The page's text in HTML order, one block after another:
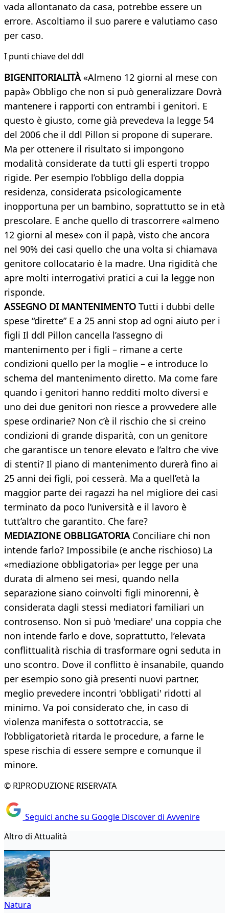
vada allontanato da casa, potrebbe essere un
errore. Ascoltiamo il suo parere e valutiamo caso
per caso.
I punti chiave del ddl
BIGENITORIALITÀ«Almeno 12 giorni al mese con
papà» Obbligo che non si può generalizzare Dovrà
mantenere i rapporti con entrambi i genitori. E
questo è giusto, come già prevedeva la legge 54
del 2006 che il ddl Pillon si propone di superare.
Ma per ottenere il risultato si impongono
modalità considerate da tutti gli esperti troppo
rigide. Per esempio l’obbligo della doppia
residenza, considerata psicologicamente
inopportuna per un bambino, soprattutto se in età
prescolare. E anche quello di trascorrere «almeno
12 giorni al mese» con il papà, visto che ancora
nel 90% dei casi quello che una volta si chiamava
genitore collocatario è la madre. Una rigidità che
apre molti interrogativi pratici a cui la legge non
risponde.
ASSEGNO DI MANTENIMENTO Tutti i dubbi delle
spese “dirette” E a 25 anni stop ad ogni aiuto per i
figli Il ddl Pillon cancella l’assegno di
mantenimento per i figli – rimane a certe
condizioni quello per la moglie – e introduce lo
schema del mantenimento diretto. Ma come fare
quando i genitori hanno redditi molto diversi e
uno dei due genitori non riesce a provvedere alle
spese ordinarie? Non c’è il rischio che si creino
condizioni di grande disparità, con un genitore
che garantisce un tenore elevato e l’altro che vive
di stenti? Il piano di mantenimento durerà fino ai
25 anni dei figli, poi cesserà. Ma a quell’età la
maggior parte dei ragazzi ha nel migliore dei casi
terminato da poco l’università e il lavoro è
tutt’altro che garantito. Che fare?
MEDIAZIONE OBBLIGATORIAConciliare chi non
intende farlo? Impossibile (e anche rischioso) La
«mediazione obbligatoria» per legge per una
durata di almeno sei mesi, quando nella
separazione siano coinvolti figli minorenni, è
considerata dagli stessi mediatori familiari un
controsenso. Non si può 'mediare' una coppia che
non intende farlo e dove, soprattutto, l’elevata
conflittualità rischia di trasformare ogni seduta in
uno scontro. Dove il conflitto è insanabile, quando
per esempio sono già presenti nuovi partner,
meglio prevedere incontri 'obbligati' ridotti al
minimo. Va poi considerato che, in caso di
violenza manifesta o sottotraccia, se
l’obbligatorietà ritarda le procedure, a farne le
spese rischia di essere sempre e comunque il
minore.
© RIPRODUZIONE RISERVATA
Seguici anche su Google Discover di Avvenire
Altro di Attualità
Natura